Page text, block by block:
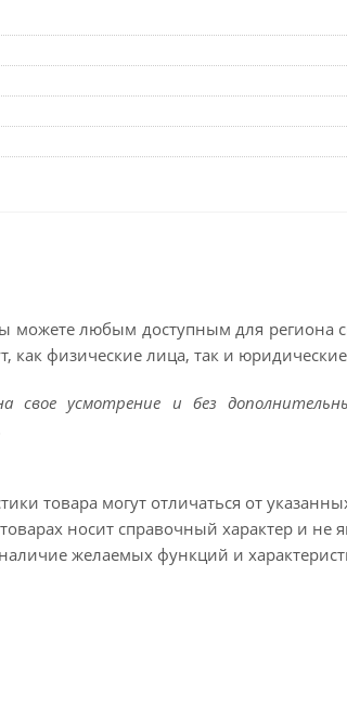
можете любым доступным для
как физические лица, так и
свое усмотрение и без
товара могут отличаться от
носит справочный характер и не
желаемых функций и